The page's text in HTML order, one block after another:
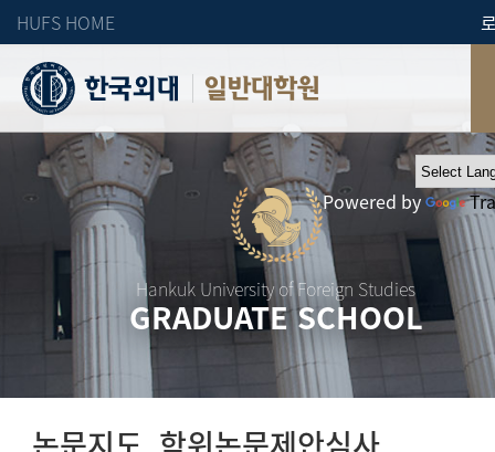
HUFS HOME
일반대학원
Hankuk University of Foreign Studies
GRADUATE SCHOOL
Powered by